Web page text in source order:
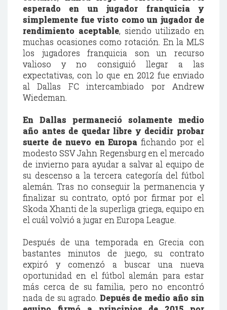
esperado en un jugador franquicia y
simplemente fue visto como un jugador de
rendimiento aceptable, siendo utilizado en
muchas ocasiones como rotación. En la MLS
los jugadores franquicia son un recurso
valioso y no consiguió llegar a las
expectativas, con lo que en 2012 fue enviado
al Dallas FC intercambiado por Andrew
Wiedeman.
En Dallas permaneció solamente medio
año antes de quedar libre y decidir probar
suerte de nuevo en Europafichando por el
modesto SSV Jahn Regensburg en el mercado
de invierno para ayudar a salvar al equipo de
su descenso a la tercera categoría del fútbol
alemán. Tras no conseguir la permanencia y
finalizar su contrato, optó por firmar por el
Skoda Xhanti de la superliga griega, equipo en
el cuál volvió a jugar en Europa League.
Después de una temporada en Grecia con
bastantes minutos de juego, su contrato
expiró y comenzó a buscar una nueva
oportunidad en el fútbol alemán para estar
más cerca de su familia, pero no encontró
nada de su agrado. Depués de medio año sin